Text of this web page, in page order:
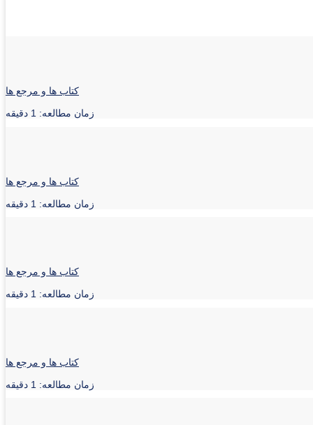
کتاب ها و مرجع ها
زمان مطالعه: 1 دقیقه
کتاب ها و مرجع ها
زمان مطالعه: 1 دقیقه
کتاب ها و مرجع ها
زمان مطالعه: 1 دقیقه
کتاب ها و مرجع ها
زمان مطالعه: 1 دقیقه